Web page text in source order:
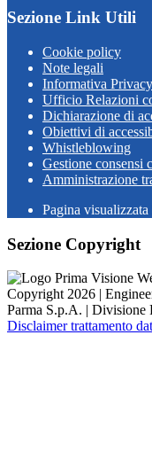
Sezione Link Utili
Cookie policy
Note legali
Informativa Privacy
Ufficio Relazioni
Dichiarazione di
Obiettivi di
Whistleblowing
Gestione consensi
Amministrazione
Pagina visualizzata
Sezione Copyright
Copyright 2026 |
Parma S.p.A. |
Disclaimer trattamento